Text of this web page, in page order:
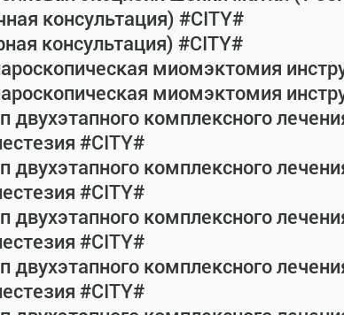
консультация) #CITY#
консультация) #CITY#
миомэктомия
миомэктомия
двухэтапного комплексного
#CITY#
двухэтапного комплексного
#CITY#
двухэтапного комплексного
#CITY#
двухэтапного комплексного
#CITY#